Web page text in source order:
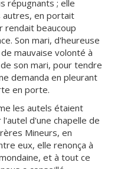
répugnants ; elle
autres, en portait
rendait beaucoup
Son mari, d'heureuse
mauvaise volonté à
son mari, pour tendre
demanda en pleurant
en porte.
les autels étaient
d'une chapelle de
Mineurs, en
eux, elle renonça à
et à tout ce